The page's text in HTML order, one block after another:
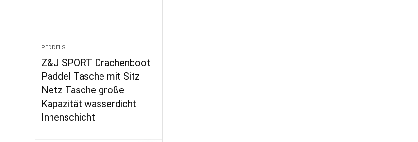
PEDDELS
Z&J SPORT Drachenboot
Paddel Tasche mit Sitz
Netz Tasche große
Kapazität wasserdicht
Innenschicht